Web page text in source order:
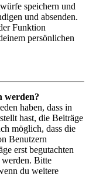
speichern und
und absenden.
Funktion
persönlichen
werden?
haben, dass in
hast, die Beiträge
möglich, dass die
Benutzern
erst begutachten
werden. Bitte
du weitere